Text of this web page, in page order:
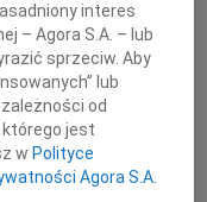
Demczuka
Jego pamięci.
interes
– Agora S.A. – lub
sprzeciw. Aby
lub
od
jest
w Polityce
Agora S.A.